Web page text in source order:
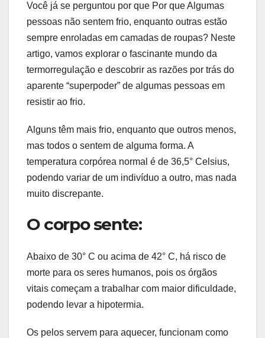
Você já se perguntou por que Por que Algumas
pessoas não sentem frio, enquanto outras estão
sempre enroladas em camadas de roupas? Neste
artigo, vamos explorar o fascinante mundo da
termorregulação e descobrir as razões por trás do
aparente “superpoder” de algumas pessoas em
resistir ao frio.
Alguns têm mais frio, enquanto que outros menos,
mas todos o sentem de alguma forma. A
temperatura corpórea normal é de 36,5° Celsius,
podendo variar de um indivíduo a outro, mas nada
muito discrepante.
O corpo sente:
Abaixo de 30° C ou acima de 42° C, há risco de
morte para os seres humanos, pois os órgãos
vitais começam a trabalhar com maior dificuldade,
podendo levar a hipotermia.
Os pelos servem para aquecer, funcionam como